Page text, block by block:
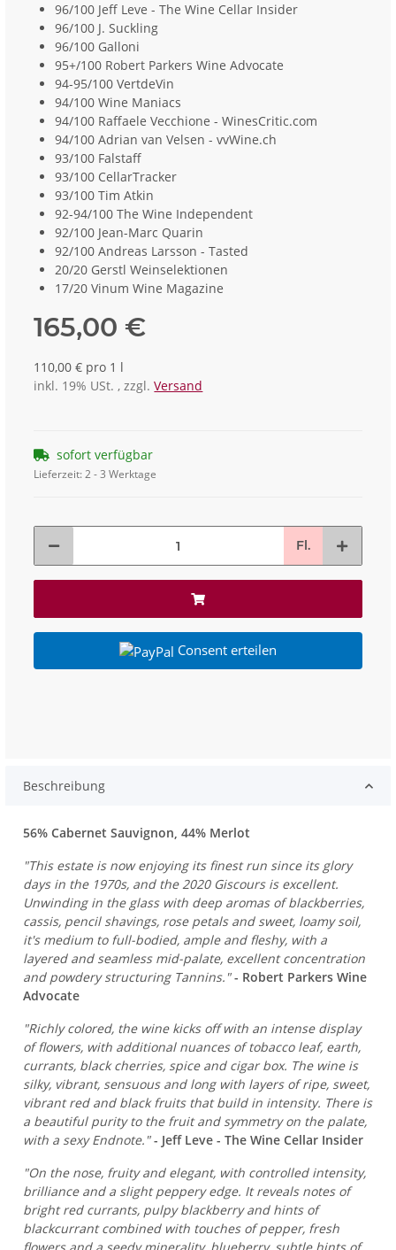
96/100 Jeff Leve - The Wine Cellar Insider
96/100 J. Suckling
96/100 Galloni
95+/100 Robert Parkers Wine Advocate
94-95/100 VertdeVin
94/100 Wine Maniacs
94/100 Raffaele Vecchione - WinesCritic.com
94/100 Adrian van Velsen - vvWine.ch
93/100 Falstaff
93/100 CellarTracker
93/100 Tim Atkin
92-94/100 The Wine Independent
92/100 Jean-Marc Quarin
92/100 Andreas Larsson - Tasted
20/20 Gerstl Weinselektionen
17/20 Vinum Wine Magazine
165,00 €
110,00 € pro 1 l
inkl. 19% USt. , zzgl.Versand
sofort verfügbar
Lieferzeit:2 - 3 Werktage
Fl.
Consent erteilen
Beschreibung
56% Cabernet Sauvignon, 44% Merlot
"This estate is now enjoying its finest run since its glory
days in the 1970s, and the 2020 Giscours is excellent.
Unwinding in the glass with deep aromas of blackberries,
cassis, pencil shavings, rose petals and sweet, loamy soil,
it's medium to full-bodied, ample and fleshy, with a
layered and seamless mid-palate, excellent concentration
and powdery structuring Tannins." - Robert Parkers Wine
Advocate
"Richly colored, the wine kicks off with an intense display
of flowers, with additional nuances of tobacco leaf, earth,
currants, black cherries, spice and cigar box. The wine is
silky, vibrant, sensuous and long with layers of ripe, sweet,
vibrant red and black fruits that build in intensity. There is
a beautiful purity to the fruit and symmetry on the palate,
with a sexy Endnote." - Jeff Leve - The Wine Cellar Insider
"On the nose, fruity and elegant, with controlled intensity,
brilliance and a slight peppery edge. It reveals notes of
bright red currants, pulpy blackberry and hints of
blackcurrant combined with touches of pepper, fresh